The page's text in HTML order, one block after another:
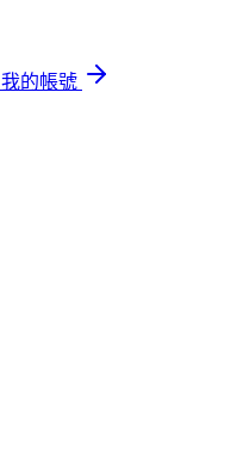
我的帳號